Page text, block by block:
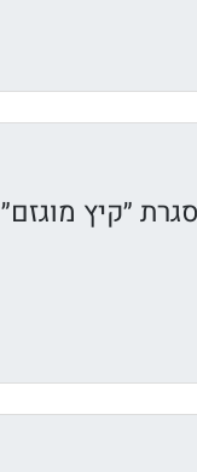
״קיץ מוגזם״